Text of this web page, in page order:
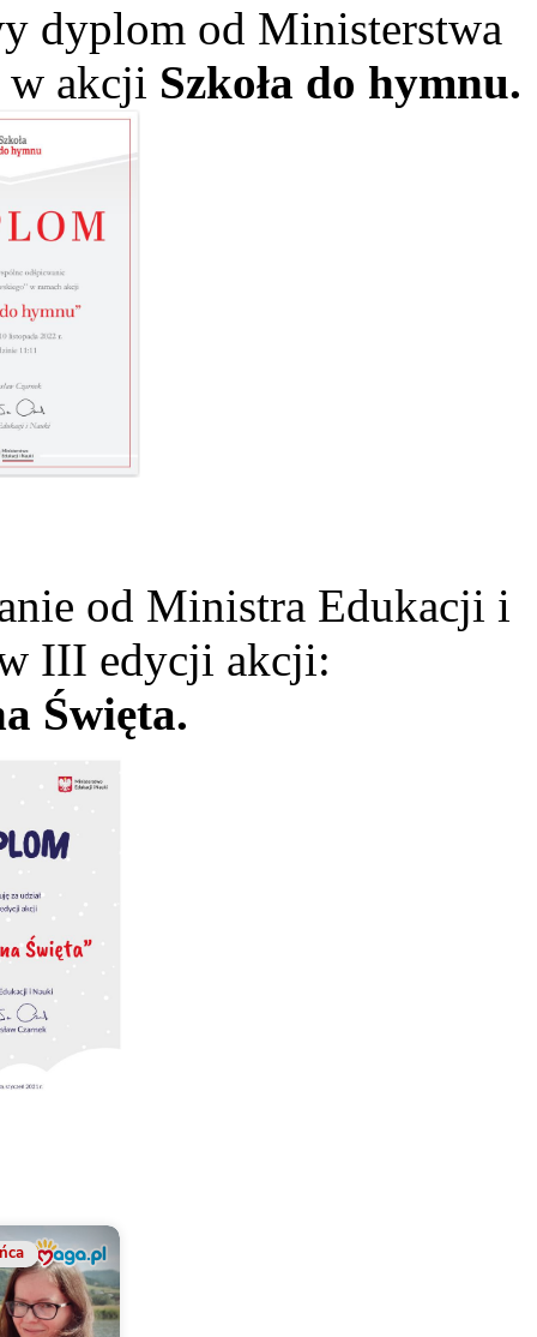
dyplom od Ministerstwa
w akcji Szkoła do hymnu.
od Ministra Edukacji i
III edycji akcji:
Święta.